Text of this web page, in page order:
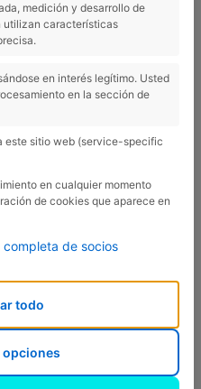
es digno de ver en
rincón de Catalunya que
medición y desarrollo de
utilizan características
en interés legítimo. Usted
en la sección de
este sitio web (service-specific
en cualquier momento
de cookies que aparece en
completa de socios
todo